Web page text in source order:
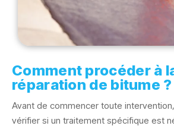
Comment procéder à
réparation de bitume ?
Avant de commencer toute
vérifier si un traitement spécifique est